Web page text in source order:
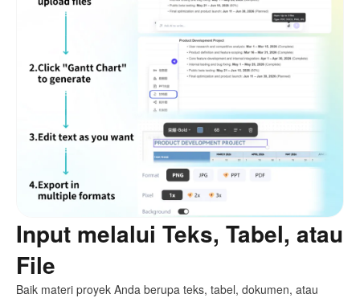
Input melalui Teks, Tabel, atau
File
Baik materi proyek Anda berupa teks, tabel, dokumen, atau